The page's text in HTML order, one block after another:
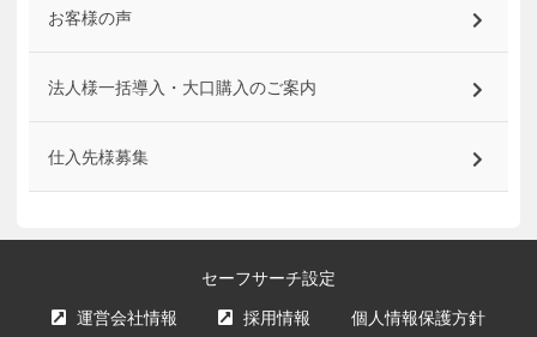
お客様の声
法人様一括導入・大口購入のご案内
仕入先様募集
セーフサーチ設定
運営会社情報 採用情報 個人情報保護方針